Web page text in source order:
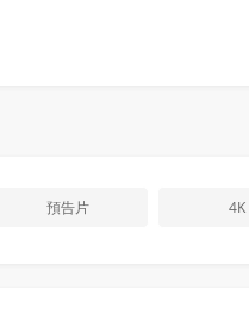
預告片 4K